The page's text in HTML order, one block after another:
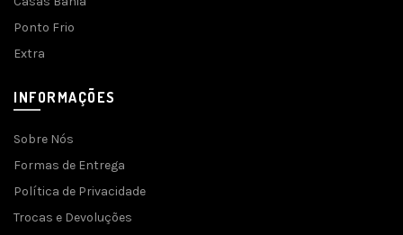
Ponto Frio
Extra
INFORMAÇÕES
Sobre Nós
Formas de Entrega
Política de Privacidade
Trocas e Devoluções